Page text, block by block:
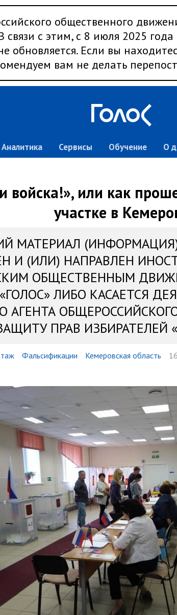
общественного
связи с этим, с 8 июля 2025
обновляется. Если вы
вам не делать
Аналитика Сервисы Обучение О
войска!», или как
участке в
МАТЕРИАЛ
И (ИЛИ) НАПРАВЛЕН
ОБЩЕСТВЕННЫМ
ЛИБО КАСАЕТСЯ
АГЕНТА
ПРАВ ИЗБИРАТЕЛЕЙ
Фальсификации Кемеровская область